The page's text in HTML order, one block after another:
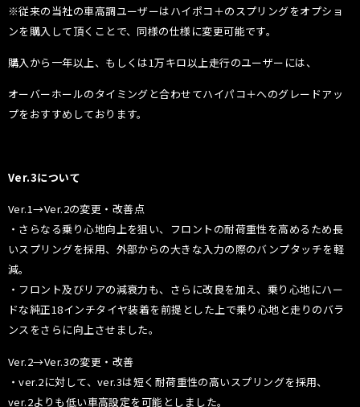
※従来の当社の車高調ユーザーはハイポコ＋のスプリングをオプショ
ンを購入して頂くことで、同様の仕様に変更可能です。
購入から一年以上、もしくは1万キロ以上走行のユーザーには、
オーバーホールのタイミングと合わせてハイパコ＋へのグレードアッ
プをおすすめしております。
Ver.3について
Ver.1→Ver.2の変更・改善点
・さらなる乗り心地向上を狙い、フロントの耐荷重性を高めるため長
いスプリングを採用、外部からの大きな入力の際のバンプタッチを軽
減。
・フロント及びリアの減衰力も、さらに改良を加え、乗り心地にハー
ドな純正18インチタイヤ装着を前提とした上で乗り心地と走りのバラ
ンスをさらに向上させました。
Ver.2→Ver.3の変更・改善
・ver.2に対して、ver.3は短く耐荷重性の高いスプリングを採用、
ver.2よりも低い車高設定を可能としました。